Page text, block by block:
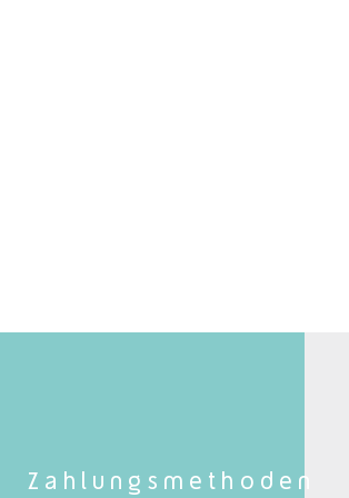
Zahlungsmethoden